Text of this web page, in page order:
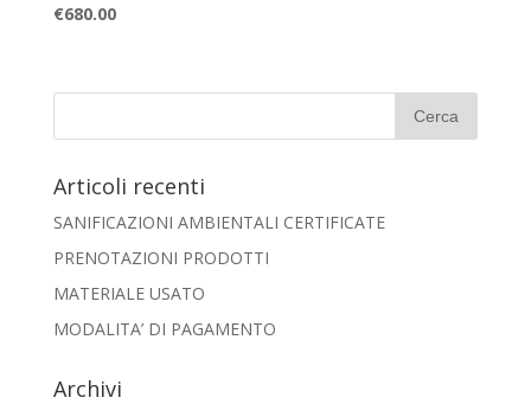
€680.00
Articoli recenti
SANIFICAZIONI AMBIENTALI CERTIFICATE
PRENOTAZIONI PRODOTTI
MATERIALE USATO
MODALITA’ DI PAGAMENTO
Archivi